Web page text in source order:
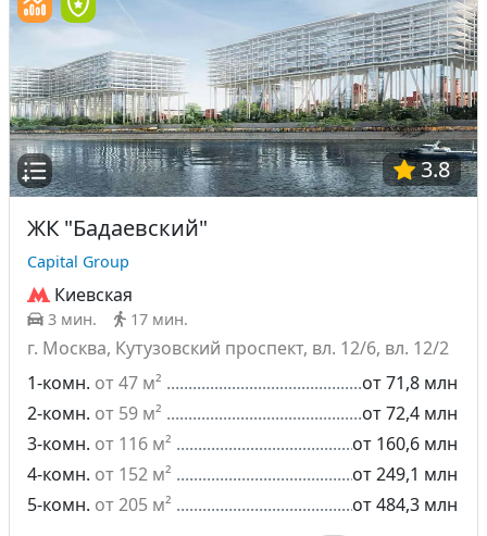
3.8
ЖК "Бадаевский"
Capital Group
Киевская
3 мин. 17 мин.
г. Москва, Кутузовский проспект, вл. 12/6, вл. 12/2
1-комн. от 47 м²
от 71,8 млн
2-комн. от 59 м²
от 72,4 млн
3-комн. от 116 м²
от 160,6 млн
4-комн. от 152 м²
от 249,1 млн
5-комн. от 205 м² от 484,3 млн